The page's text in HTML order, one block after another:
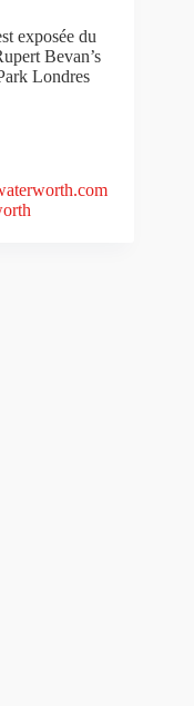
exposée du
Bevan’s
Londres